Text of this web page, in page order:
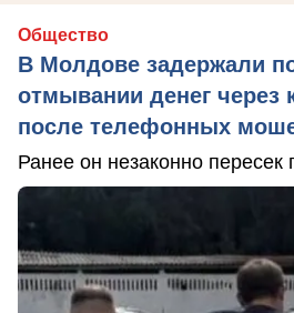
Общество
В Молдове задержали
отмывании денег через
после телефонных
Ранее он незаконно пересек